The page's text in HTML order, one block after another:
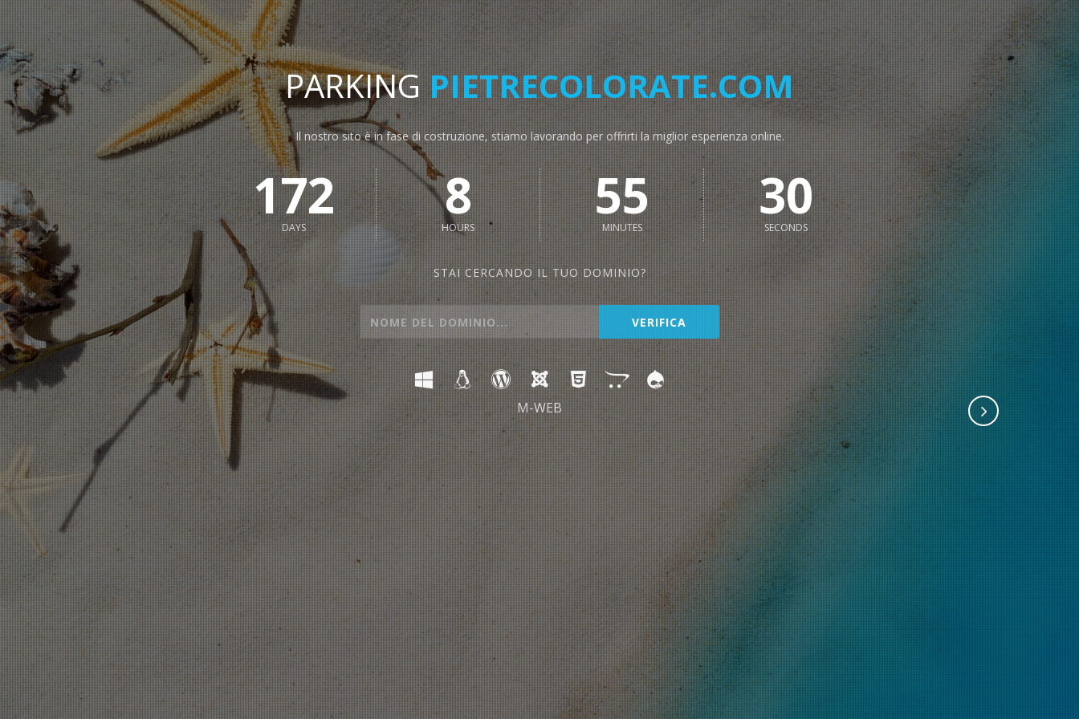
PARKINGPIETRECOLORATE.COM
Il nostro sito è in fase di costruzione, stiamo lavorando per offrirti la miglior esperienza online.
172
DAYS 8
HOURS 55
MINUTES 29
SECONDS
STAI CERCANDO IL TUO DOMINIO?
M-WEB